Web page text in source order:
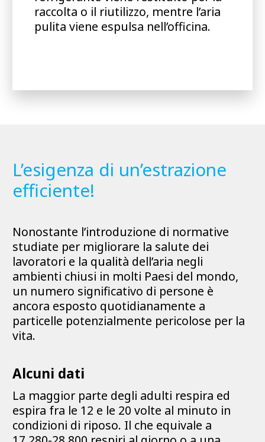
raccolta o il riutilizzo, mentre l’aria
pulita viene espulsa nell’officina.
L’esigenza di un’estrazione
efficiente!
Nonostante l’introduzione di normative
studiate per migliorare la salute dei
lavoratori e la qualità dell’aria negli
ambienti chiusi in molti Paesi del mondo,
un numero significativo di persone è
ancora esposto quotidianamente a
particelle potenzialmente pericolose per la
vita.
Alcuni dati
La maggior parte degli adulti respira ed
espira fra le 12 e le 20 volte al minuto in
condizioni di riposo. Il che equivale a